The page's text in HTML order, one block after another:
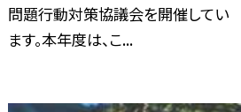
問題行動対策協議会を開催してい
ます。本年度は、こ...